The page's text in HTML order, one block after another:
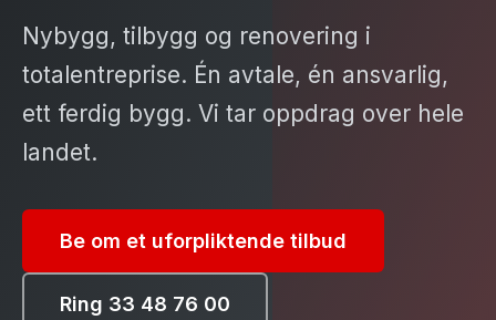
Nybygg, tilbygg og renovering i
totalentreprise. Én avtale, én ansvarlig,
ett ferdig bygg. Vi tar oppdrag over hele
landet.
Be om et uforpliktende tilbud
Ring 33 48 76 00